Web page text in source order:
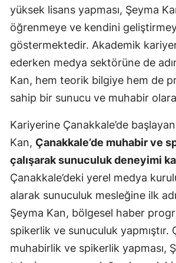
yüksek lisans yapması, Şeyma
öğrenmeye ve kendini
göstermektedir. Akademik
ederken medya sektörüne de
Kan, hem teorik bilgiye hem de
sahip bir sunucu ve muhabir
Kariyerine Çanakkale’de
Kan, Çanakkale’de muhabir ve
çalışarak sunuculuk deneyimi
Çanakkale’deki yerel medya
alarak sunuculuk mesleğine ilk
Şeyma Kan, bölgesel haber
spikerlik ve sunuculuk yapmıştır.
muhabirlik ve spikerlik yapması,